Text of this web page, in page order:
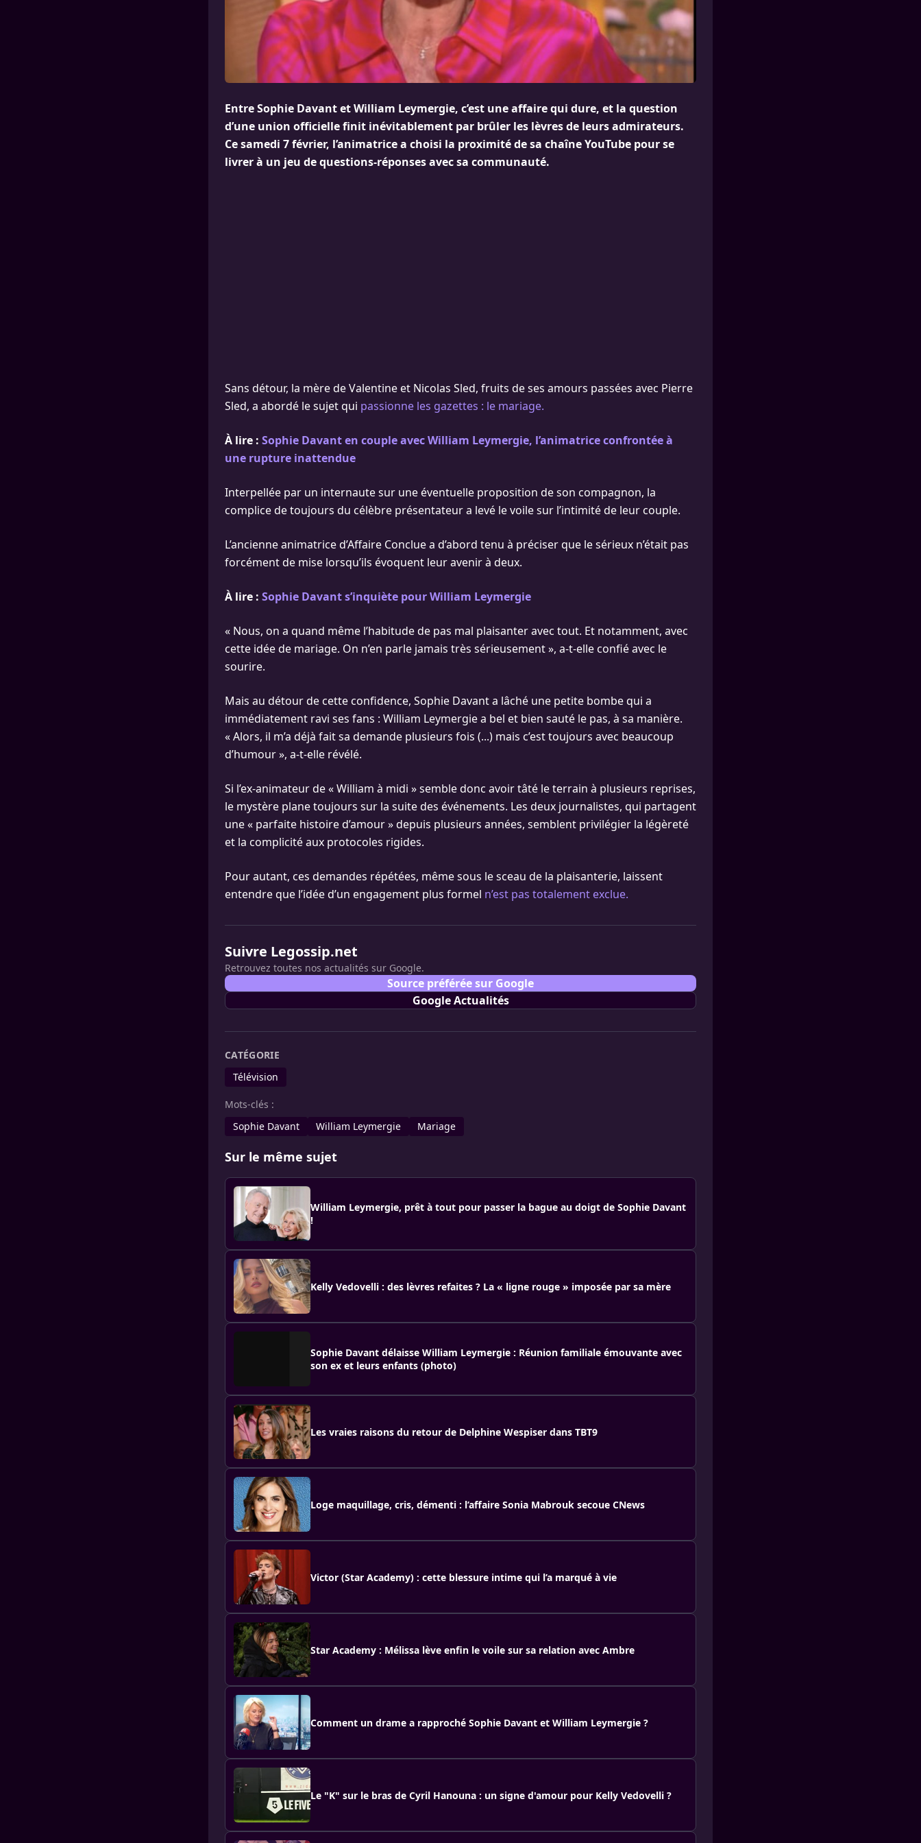
Entre Sophie Davant et William Leymergie, c’est une affaire qui dure, et la question
d’une union officielle finit inévitablement par brûler les lèvres de leurs admirateurs.
Ce samedi 7 février, l’animatrice a choisi la proximité de sa chaîne YouTube pour se
livrer à un jeu de questions-réponses avec sa communauté.
Sans détour, la mère de Valentine et Nicolas Sled, fruits de ses amours passées avec Pierre
Sled, a abordé le sujet qui passionne les gazettes : le mariage.
À lire : Sophie Davant en couple avec William Leymergie, l’animatrice confrontée à
une rupture inattendue
Interpellée par un internaute sur une éventuelle proposition de son compagnon, la
complice de toujours du célèbre présentateur a levé le voile sur l’intimité de leur couple.
L’ancienne animatrice d’Affaire Conclue a d’abord tenu à préciser que le sérieux n’était pas
forcément de mise lorsqu’ils évoquent leur avenir à deux.
À lire : Sophie Davant s’inquiète pour William Leymergie
« Nous, on a quand même l’habitude de pas mal plaisanter avec tout. Et notamment, avec
cette idée de mariage. On n’en parle jamais très sérieusement », a-t-elle confié avec le
sourire.
Mais au détour de cette confidence, Sophie Davant a lâché une petite bombe qui a
immédiatement ravi ses fans : William Leymergie a bel et bien sauté le pas, à sa manière.
« Alors, il m’a déjà fait sa demande plusieurs fois (...) mais c’est toujours avec beaucoup
d’humour », a-t-elle révélé.
Si l’ex-animateur de « William à midi » semble donc avoir tâté le terrain à plusieurs reprises,
le mystère plane toujours sur la suite des événements. Les deux journalistes, qui partagent
une « parfaite histoire d’amour » depuis plusieurs années, semblent privilégier la légèreté
et la complicité aux protocoles rigides.
Pour autant, ces demandes répétées, même sous le sceau de la plaisanterie, laissent
entendre que l’idée d’un engagement plus formel n’est pas totalement exclue.
Suivre Legossip.net
Retrouvez toutes nos actualités sur Google.
Source préférée sur Google
Google Actualités
CATÉGORIE
Télévision
Mots-clés :
Sophie Davant
William Leymergie Mariage
Sur le même sujet
William Leymergie, prêt à tout pour passer la bague au doigt de Sophie Davant
!
Kelly Vedovelli : des lèvres refaites ? La « ligne rouge » imposée par sa mère
Sophie Davant délaisse William Leymergie : Réunion familiale émouvante avec
son ex et leurs enfants (photo)
Les vraies raisons du retour de Delphine Wespiser dans TBT9
Loge maquillage, cris, démenti : l’affaire Sonia Mabrouk secoue CNews
Victor (Star Academy) : cette blessure intime qui l’a marqué à vie
Star Academy : Mélissa lève enfin le voile sur sa relation avec Ambre
Comment un drame a rapproché Sophie Davant et William Leymergie ?
Le "K" sur le bras de Cyril Hanouna : un signe d'amour pour Kelly Vedovelli ?